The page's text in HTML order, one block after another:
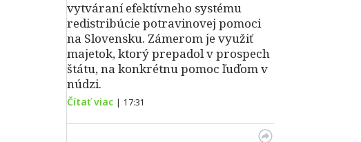
vytváraní efektívneho systému
redistribúcie potravinovej pomoci
na Slovensku. Zámerom je využiť
majetok, ktorý prepadol v prospech
štátu, na konkrétnu pomoc ľuďom v
núdzi.
Čítať viac | 17:31